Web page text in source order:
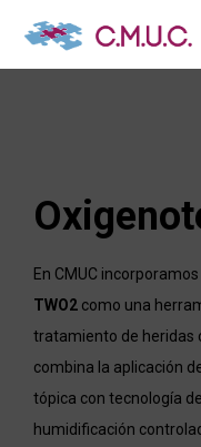
En CMUC incorporamos
TWO2 como una
tratamiento de heridas
combina la aplicación
tópica con tecnología
humidificación